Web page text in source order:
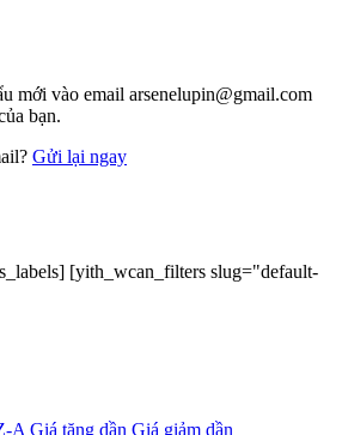
mới vào email arsenelupin@gmail.com
bạn.
Gửi lại ngay
[yith_wcan_filters slug="default-
A Giá tăng dần Giá giảm dần